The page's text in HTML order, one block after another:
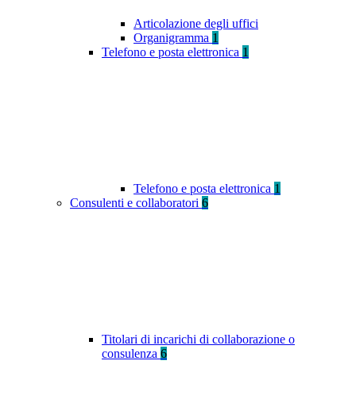
Articolazione degli uffici
Organigramma 1
Telefono e posta elettronica 1
Telefono e posta elettronica 1
Consulenti e collaboratori 6
Titolari di incarichi di collaborazione o
consulenza 6